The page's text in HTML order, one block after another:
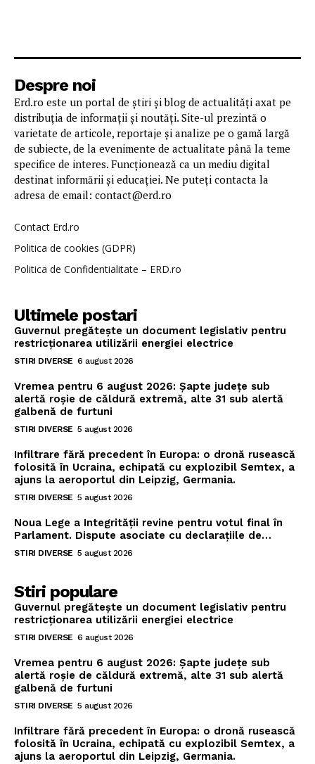
Despre noi
Erd.ro este un portal de știri și blog de actualități axat pe
distribuția de informații și noutăți. Site-ul prezintă o
varietate de articole, reportaje și analize pe o gamă largă
de subiecte, de la evenimente de actualitate până la teme
specifice de interes. Funcționează ca un mediu digital
destinat informării și educației. Ne puteți contacta la
adresa de email: contact@erd.ro
Contact Erd.ro
Politica de cookies (GDPR)
Politica de Confidentialitate – ERD.ro
Ultimele postari
Guvernul pregătește un document legislativ pentru
restricționarea utilizării energiei electrice
STIRI DIVERSE 6 august 2026
Vremea pentru 6 august 2026: Șapte județe sub
alertă roșie de căldură extremă, alte 31 sub alertă
galbenă de furtuni
STIRI DIVERSE 5 august 2026
Infiltrare fără precedent în Europa: o dronă rusească
folosită în Ucraina, echipată cu explozibil Semtex, a
ajuns la aeroportul din Leipzig, Germania.
STIRI DIVERSE 5 august 2026
Noua Lege a Integrității revine pentru votul final în
Parlament. Dispute asociate cu declarațiile de…
STIRI DIVERSE 5 august 2026
Stiri populare
Guvernul pregătește un document legislativ pentru
restricționarea utilizării energiei electrice
STIRI DIVERSE 6 august 2026
Vremea pentru 6 august 2026: Șapte județe sub
alertă roșie de căldură extremă, alte 31 sub alertă
galbenă de furtuni
STIRI DIVERSE 5 august 2026
Infiltrare fără precedent în Europa: o dronă rusească
folosită în Ucraina, echipată cu explozibil Semtex, a
ajuns la aeroportul din Leipzig, Germania.